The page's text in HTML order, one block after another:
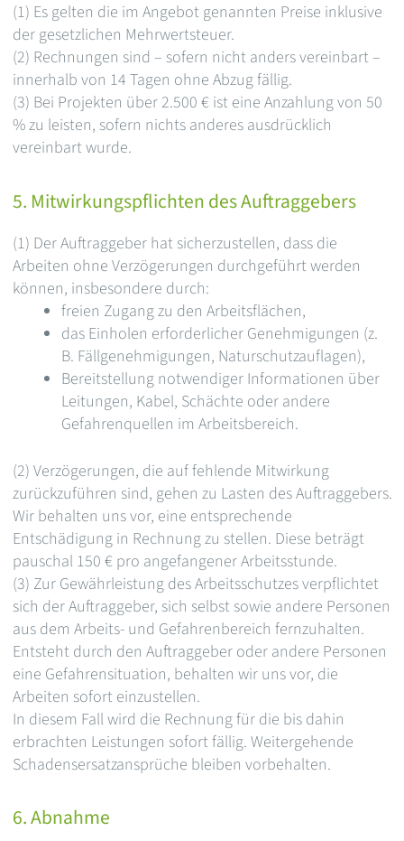
(1) Es gelten die im Angebot genannten Preise inklusive
der gesetzlichen Mehrwertsteuer.
(2) Rechnungen sind – sofern nicht anders vereinbart –
innerhalb von 14 Tagen ohne Abzug fällig.
(3) Bei Projekten über 2.500 € ist eine Anzahlung von 50
% zu leisten, sofern nichts anderes ausdrücklich
vereinbart wurde.
5. Mitwirkungspflichten des Auftraggebers
(1) Der Auftraggeber hat sicherzustellen, dass die
Arbeiten ohne Verzögerungen durchgeführt werden
können, insbesondere durch:
freien Zugang zu den Arbeitsflächen,
das Einholen erforderlicher Genehmigungen (z.
B. Fällgenehmigungen, Naturschutzauflagen),
Bereitstellung notwendiger Informationen über
Leitungen, Kabel, Schächte oder andere
Gefahrenquellen im Arbeitsbereich.
(2) Verzögerungen, die auf fehlende Mitwirkung
zurückzuführen sind, gehen zu Lasten des Auftraggebers.
Wir behalten uns vor, eine entsprechende
Entschädigung in Rechnung zu stellen. Diese beträgt
pauschal 150 € pro angefangener Arbeitsstunde.
(3) Zur Gewährleistung des Arbeitsschutzes verpflichtet
sich der Auftraggeber, sich selbst sowie andere Personen
aus dem Arbeits- und Gefahrenbereich fernzuhalten.
Entsteht durch den Auftraggeber oder andere Personen
eine Gefahrensituation, behalten wir uns vor, die
Arbeiten sofort einzustellen.
In diesem Fall wird die Rechnung für die bis dahin
erbrachten Leistungen sofort fällig. Weitergehende
Schadensersatzansprüche bleiben vorbehalten.
6. Abnahme